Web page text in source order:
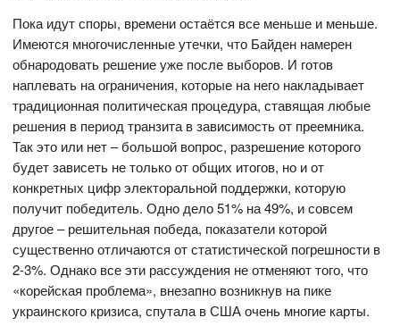
Пока идут споры, времени остаётся все меньше и меньше.
Имеются многочисленные утечки, что Байден намерен
обнародовать решение уже после выборов. И готов
наплевать на ограничения, которые на него накладывает
традиционная политическая процедура, ставящая любые
решения в период транзита в зависимость от преемника.
Так это или нет – большой вопрос, разрешение которого
будет зависеть не только от общих итогов, но и от
конкретных цифр электоральной поддержки, которую
получит победитель. Одно дело 51% на 49%, и совсем
другое – решительная победа, показатели которой
существенно отличаются от статистической погрешности в
2-3%. Однако все эти рассуждения не отменяют того, что
«корейская проблема», внезапно возникнув на пике
украинского кризиса, спутала в США очень многие карты.